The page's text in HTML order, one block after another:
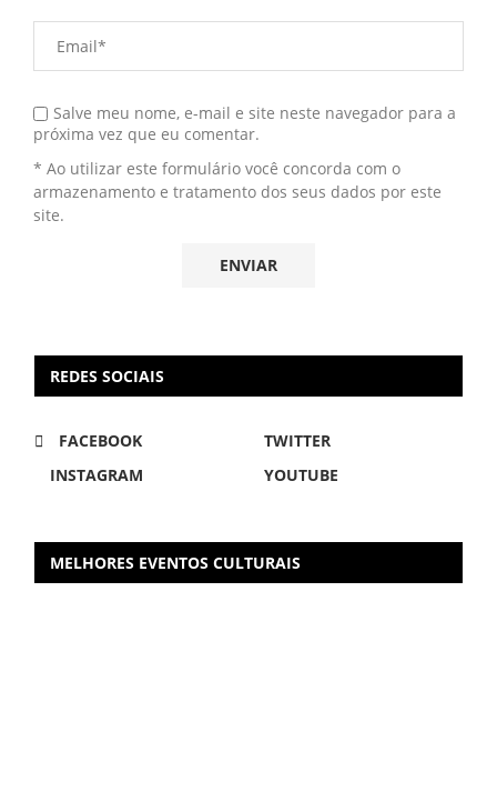
Salve meu nome, e-mail e site neste navegador para a
próxima vez que eu comentar.
* Ao utilizar este formulário você concorda com o
armazenamento e tratamento dos seus dados por este
site.
REDES SOCIAIS
FACEBOOK
TWITTER
INSTAGRAM
YOUTUBE
MELHORES EVENTOS CULTURAIS